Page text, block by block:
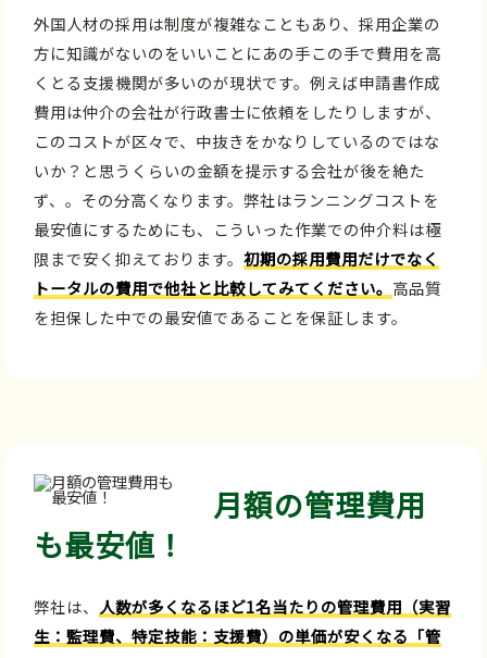
外国人材の採用は制度が複雑なこともあり、採用企業の
方に知識がないのをいいことにあの手この手で費用を高
くとる支援機関が多いのが現状です。例えば申請書作成
費用は仲介の会社が行政書士に依頼をしたりしますが、
このコストが区々で、中抜きをかなりしているのではな
いか？と思うくらいの金額を提示する会社が後を絶た
ず、。その分高くなります。弊社はランニングコストを
最安値にするためにも、こういった作業での仲介料は極
限まで安く抑えております。初期の採用費用だけでなく
トータルの費用で他社と比較してみてください。 高品質
を担保した中での最安値であることを保証します。
月額の管理費用
も最安値！
弊社は、 人数が多くなるほど1名当たりの管理費用（実習
生：監理費、特定技能：支援費）の単価が安くなる「管